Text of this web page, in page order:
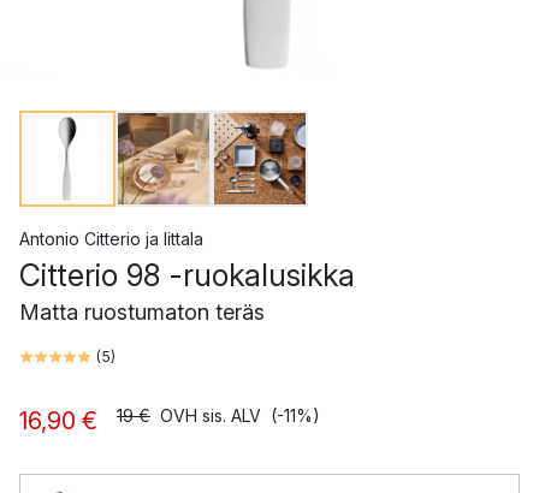
Antonio Citterio ja Iittala
Citterio 98 -ruokalusikka
Matta ruostumaton teräs
(5)
16,90 € 19 € OVH sis. ALV (-11%)